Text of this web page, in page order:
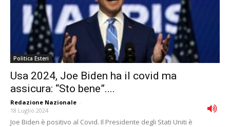
Politica Esteri
Usa 2024, Joe Biden ha il covid ma
assicura: “Sto bene”....
Redazione Nazionale -
18 Luglio 2024
Joe Biden è positivo al Covid. Il Presidente degli Stati Uniti è